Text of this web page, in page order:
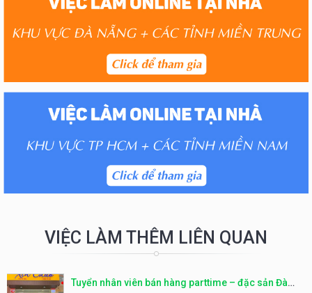
VIỆC LÀM THÊM LIÊN QUAN
Tuyển nhân viên bán hàng parttime – đặc sản Đà